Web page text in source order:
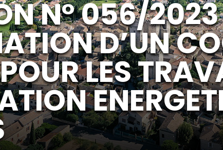
N° 056/
D’UN
LES